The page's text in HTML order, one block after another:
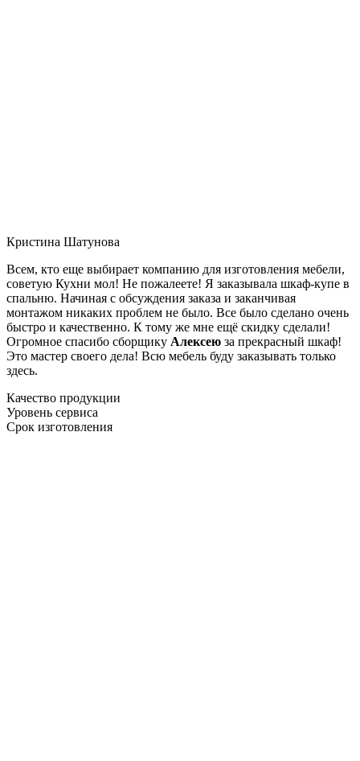
Кристина Шатунова
Всем, кто еще выбирает компанию для изготовления мебели,
советую Кухни мол! Не пожалеете! Я заказывала шкаф-купе в
спальню. Начиная с обсуждения заказа и заканчивая
монтажом никаких проблем не было. Все было сделано очень
быстро и качественно. К тому же мне ещё скидку сделали!
Огромное спасибо сборщику Алексею за прекрасный шкаф!
Это мастер своего дела! Всю мебель буду заказывать только
здесь.
Качество продукции
Уровень сервиса
Срок изготовления